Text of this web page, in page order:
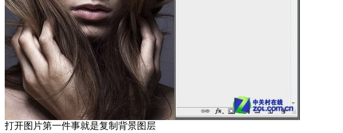
打开图片第一件事就是复制背景图层